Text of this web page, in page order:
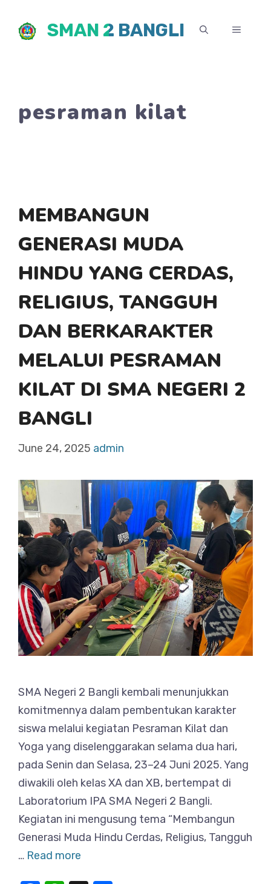
SMAN 2 BANGLI MENU
pesraman kilat
MEMBANGUN
GENERASI MUDA
HINDU YANG CERDAS,
RELIGIUS, TANGGUH
DAN BERKARAKTER
MELALUI PESRAMAN
KILAT DI SMA NEGERI 2
BANGLI
June 24, 2025 admin
SMA Negeri 2 Bangli kembali menunjukkan
komitmennya dalam pembentukan karakter
siswa melalui kegiatan Pesraman Kilat dan
Yoga yang diselenggarakan selama dua hari,
pada Senin dan Selasa, 23–24 Juni 2025. Yang
diwakili oleh kelas XA dan XB, bertempat di
Laboratorium IPA SMA Negeri 2 Bangli.
Kegiatan ini mengusung tema “Membangun
Generasi Muda Hindu Cerdas, Religius, Tangguh
… Read more